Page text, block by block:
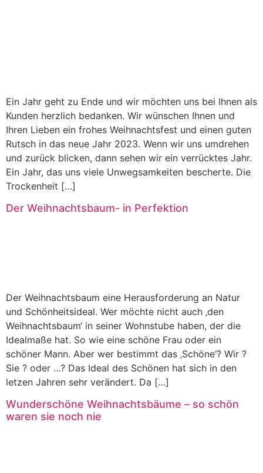
Ein Jahr geht zu Ende und wir möchten uns bei Ihnen als
Kunden herzlich bedanken. Wir wünschen Ihnen und
Ihren Lieben ein frohes Weihnachtsfest und einen guten
Rutsch in das neue Jahr 2023. Wenn wir uns umdrehen
und zurück blicken, dann sehen wir ein verrücktes Jahr.
Ein Jahr, das uns viele Unwegsamkeiten bescherte. Die
Trockenheit […]
Der Weihnachtsbaum- in Perfektion
Der Weihnachtsbaum eine Herausforderung an Natur
und Schönheitsideal. Wer möchte nicht auch ‚den
Weihnachtsbaum‘ in seiner Wohnstube haben, der die
Idealmaße hat. So wie eine schöne Frau oder ein
schöner Mann. Aber wer bestimmt das ‚Schöne‘? Wir ?
Sie ? oder …? Das Ideal des Schönen hat sich in den
letzen Jahren sehr verändert. Da […]
Wunderschöne Weihnachtsbäume – so schön
waren sie noch nie